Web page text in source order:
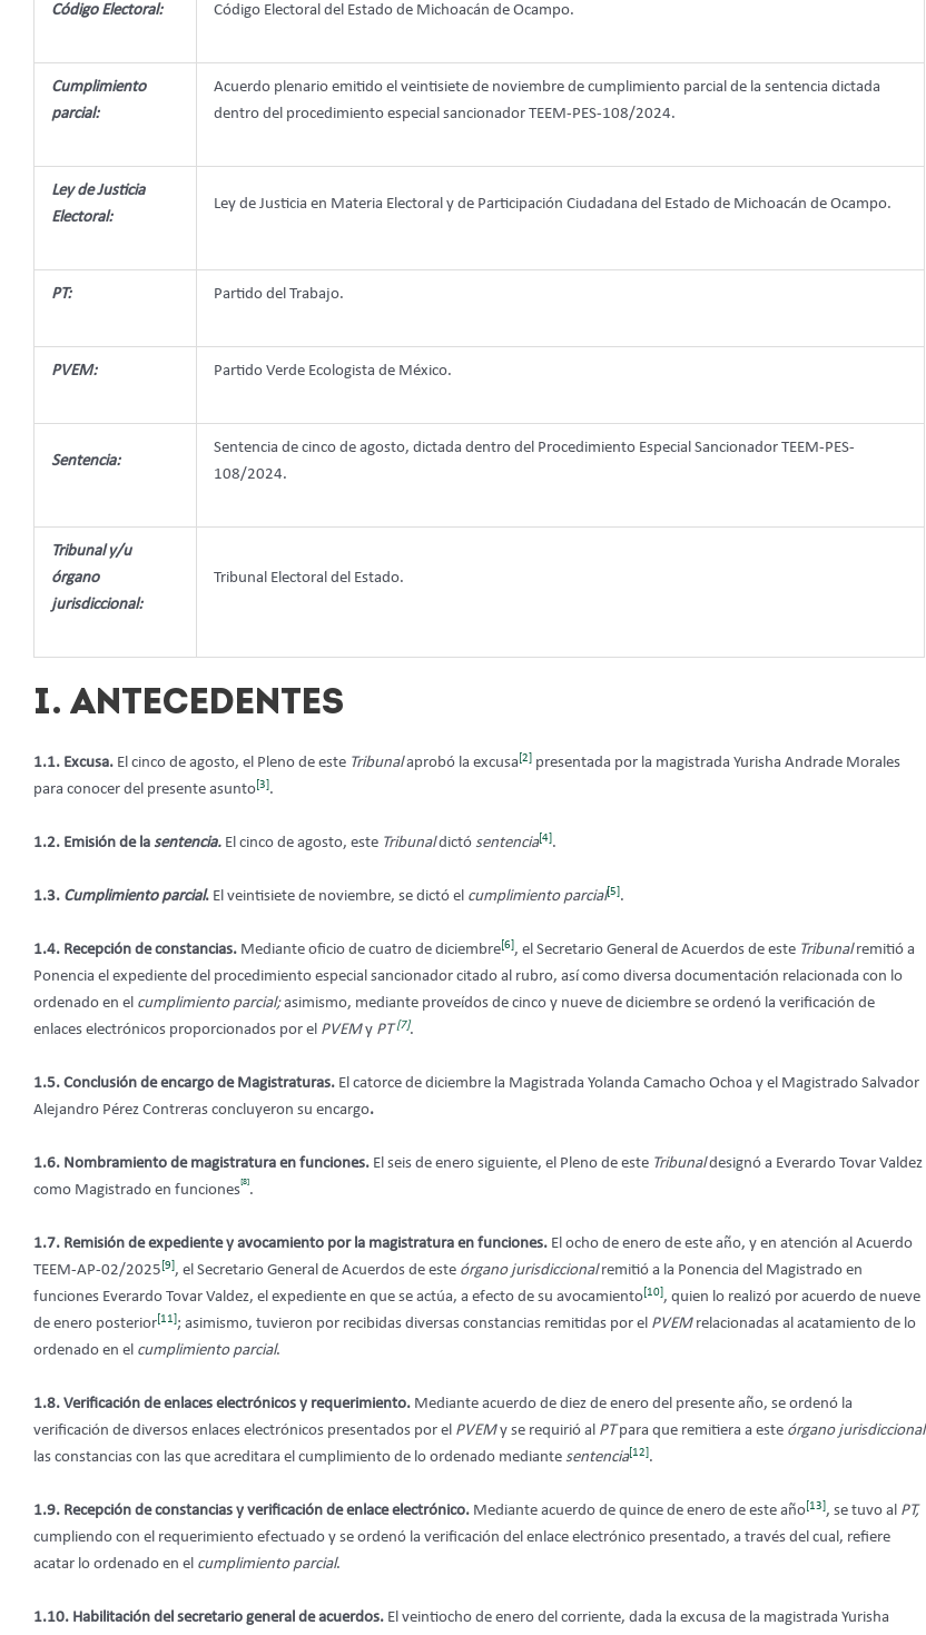
Código Electoral: Código Electoral del Estado de Michoacán de Ocampo.
Cumplimiento
parcial:
Acuerdo plenario emitido el veintisiete de noviembre de cumplimiento parcial de la sentencia dictada
dentro del procedimiento especial sancionador TEEM-PES-108/2024.
Ley de Justicia
Electoral:
Ley de Justicia en Materia Electoral y de Participación Ciudadana del Estado de Michoacán de Ocampo.
PT: Partido del Trabajo.
PVEM: Partido Verde Ecologista de México.
Sentencia:
Sentencia de cinco de agosto, dictada dentro del Procedimiento Especial Sancionador TEEM-PES-
108/2024.
Tribunal y/u
órgano
jurisdiccional:
Tribunal Electoral del Estado.
I. ANTECEDENTES
1.1. Excusa. El cinco de agosto, el Pleno de este Tribunalaprobó la excusa [2]
presentada por la magistrada Yurisha Andrade Morales
para conocer del presente asunto [3] .
1.2. Emisión de la sentencia. El cinco de agosto, este Tribunaldictó sentencia[4] .
1.3. Cumplimiento parcial. El veintisiete de noviembre, se dictó el cumplimiento parcial[5] .
1.4. Recepción de constancias. Mediante oficio de cuatro de diciembre [6] , el Secretario General de Acuerdos de este Tribunalremitió a
Ponencia el expediente del procedimiento especial sancionador citado al rubro, así como diversa documentación relacionada con lo
ordenado en el cumplimiento parcial;asimismo, mediante proveídos de cinco y nueve de diciembre se ordenó la verificación de
enlaces electrónicos proporcionados por el PVEMy PT[7].
1.5. Conclusión de encargo de Magistraturas. El catorce de diciembre la Magistrada Yolanda Camacho Ochoa y el Magistrado Salvador
Alejandro Pérez Contreras concluyeron su encargo.
1.6. Nombramiento de magistratura en funciones. El seis de enero siguiente, el Pleno de este Tribunaldesignó a Everardo Tovar Valdez
como Magistrado en funciones
[8]
.
1.7. Remisión de expediente y avocamiento por la magistratura en funciones. El ocho de enero de este año, y en atención al Acuerdo
TEEM-AP-02/2025 [9] , el Secretario General de Acuerdos de este órgano jurisdiccionalremitió a la Ponencia del Magistrado en
funciones Everardo Tovar Valdez, el expediente en que se actúa, a efecto de su avocamiento [10] , quien lo realizó por acuerdo de nueve
de enero posterior [11] ; asimismo, tuvieron por recibidas diversas constancias remitidas por el PVEMrelacionadas al acatamiento de lo
ordenado en el cumplimiento parcial.
1.8. Verificación de enlaces electrónicos y requerimiento. Mediante acuerdo de diez de enero del presente año, se ordenó la
verificación de diversos enlaces electrónicos presentados por el PVEMy se requirió al PTpara que remitiera a este órgano jurisdiccional
las constancias con las que acreditara el cumplimiento de lo ordenado mediante sentencia[12] .
1.9. Recepción de constancias y verificación de enlace electrónico. Mediante acuerdo de quince de enero de este año [13] , se tuvo al PT,
cumpliendo con el requerimiento efectuado y se ordenó la verificación del enlace electrónico presentado, a través del cual, refiere
acatar lo ordenado en el cumplimiento parcial.
1.10. Habilitación del secretario general de acuerdos. El veintiocho de enero del corriente, dada la excusa de la magistrada Yurisha